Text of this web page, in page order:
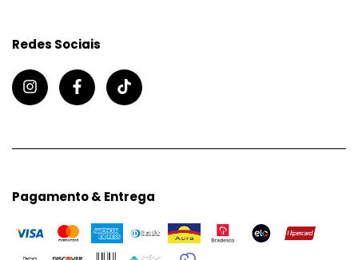
Redes Sociais
Pagamento & Entrega